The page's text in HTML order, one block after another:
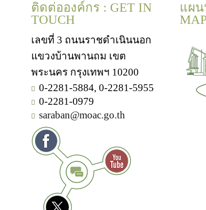
ติดต่อองค์กร : GET IN
TOUCH
เลขที่ 3 ถนนราชดำเนินนอก
แขวงบ้านพานถม เขต
พระนคร กรุงเทพฯ 10200
0-2281-5884, 0-2281-5955
0-2281-0979
saraban@moac.go.th
แผน